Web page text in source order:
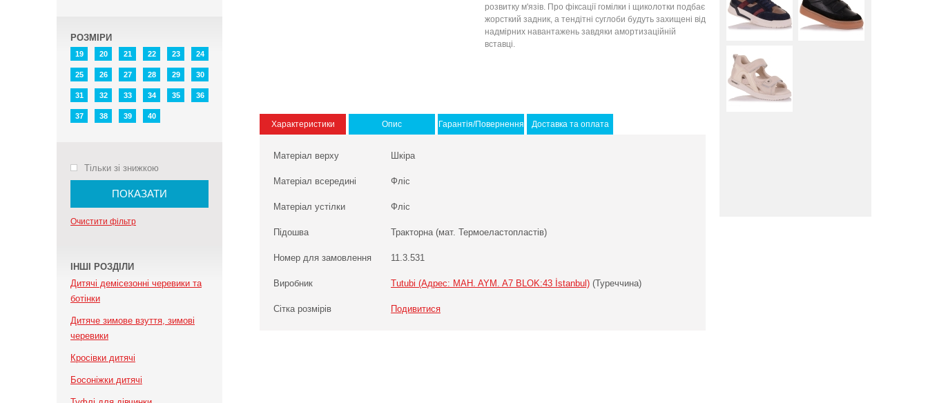
розвитку м'язів. Про фіксації гомілки і щиколотки подбає
жорсткий задник, а тендітні суглоби будуть захищені від
надмірних навантажень завдяки амортизаційній
вставці.
Характеристики Опис Гарантія/Повернення Доставка та оплата
Матеріал верху Шкіра
Матеріал всередині Фліс
Матеріал устілки Фліс
Підошва Тракторна (мат. Термоеластопластів)
Номер для замовлення 11.3.531
Виробник Tutubi (Адрес: MAH. AYM. A7 BLOK:43 İstanbul) (Туреччина)
Сітка розмірів Подивитися
РОЗМІРИ
19 20 21 22 23 24
25 26 27 28 29 30
31 32 33 34 35 36
37 38 39 40
Тільки зі знижкою
ПОКАЗАТИ
Очистити фільтр
ІНШІ РОЗДІЛИ
Дитячі демісезонні черевики та
ботінки
Дитяче зимове взуття, зимові
черевики
Кросівки дитячі
Босоніжки дитячі